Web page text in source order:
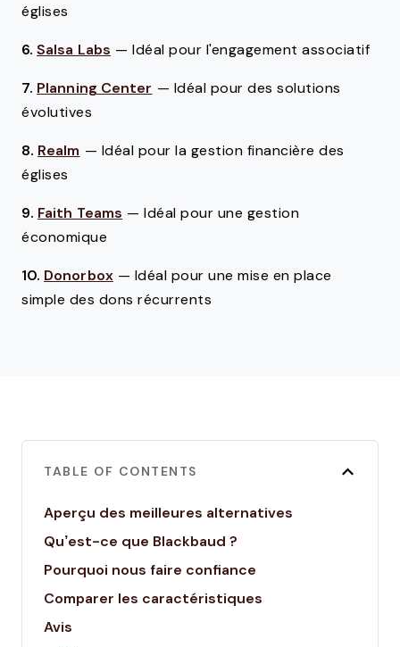
églises
6. Salsa Labs — Idéal pour l'engagement associatif
7. Planning Center — Idéal pour des solutions
évolutives
8. Realm — Idéal pour la gestion financière des
églises
9. Faith Teams —Idéal pour une gestion
économique
10. Donorbox — Idéal pour une mise en place
simple des dons récurrents
TABLE OF CONTENTS
Aperçu des meilleures alternatives
Qu’est-ce que Blackbaud ?
Pourquoi nous faire confiance
Comparer les caractéristiques
Avis